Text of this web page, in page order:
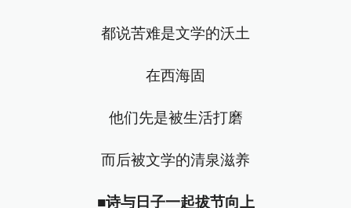
都说苦难是文学的沃土
在西海固
他们先是被生活打磨
而后被文学的清泉滋养
■诗与日子一起拔节向上